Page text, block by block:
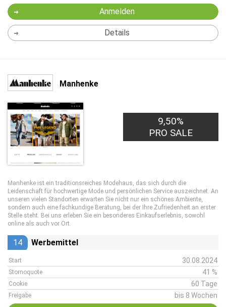
Anmelden
Details
Manhenke
9,50%
PRO SALE
Manhenke ist ein traditionsreiches Modehaus, das sich durch die
Leidenschaft für hochwertige Mode und persönlichen Service auszeichnet. An
unseren vielen Standorten erwarten Sie nicht nur ein schönes Ambiente,
sondern auch eine fachkundige Beratung, bei der Ihre Zufriedenheit an erster
Stelle steht. Bei uns erleben Sie ein besonderes Einkaufserlebnis, sowohl
online als auch vor Ort.
14 Werbemittel
Start 30.08.2024
Stornoquote 41 %
Cookie 60 Tage
Freigabe bis 8 Wochen